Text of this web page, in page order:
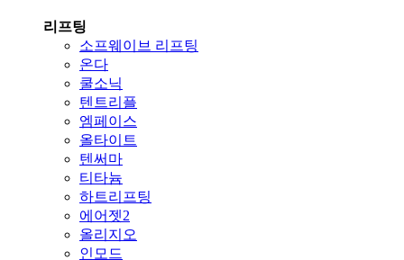
리프팅
소프웨이브 리프팅
온다
쿨소닉
텐트리플
엠페이스
올타이트
텐써마
티타늄
하트리프팅
에어젯2
올리지오
인모드